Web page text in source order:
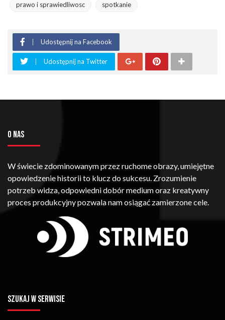
prawo i sprawiedliwosc spotkanie
Udostępnij na Facebook
Udostępnij na Twitter
O NAS
W świecie zdominowanym przez ruchome obrazy, umiejętne
opowiedzenie historii to klucz do sukcesu. Zrozumienie
potrzeb widza, odpowiedni dobór medium oraz kreatywny
proces produkcyjny pozwala nam osiągać zamierzone cele.
SZUKAJ W SERWISIE